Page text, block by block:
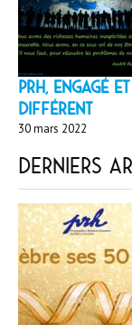
PRH, engagé
différent
30 mars 2022
Derniers